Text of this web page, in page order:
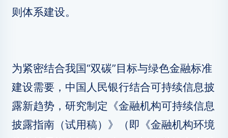
则体系建设。
为紧密结合我国“双碳”目标与绿色金融标准
建设需要，中国人民银行结合可持续信息披
露新趋势，研究制定《金融机构可持续信息
披露指南（试用稿）》（即《金融机构环境